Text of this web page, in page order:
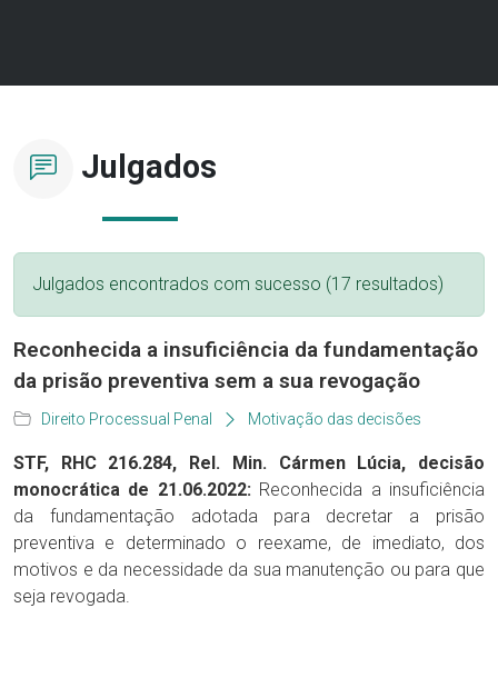
Julgados
Julgados encontrados com sucesso (17 resultados)
Reconhecida a insuficiência da fundamentação
da prisão preventiva sem a sua revogação
Direito Processual Penal Motivação das decisões
STF, RHC 216.284, Rel. Min. Cármen Lúcia, decisão
monocrática de 21.06.2022: Reconhecida a insuficiência
da fundamentação adotada para decretar a prisão
preventiva e determinado o reexame, de imediato, dos
motivos e da necessidade da sua manutenção ou para que
seja revogada.